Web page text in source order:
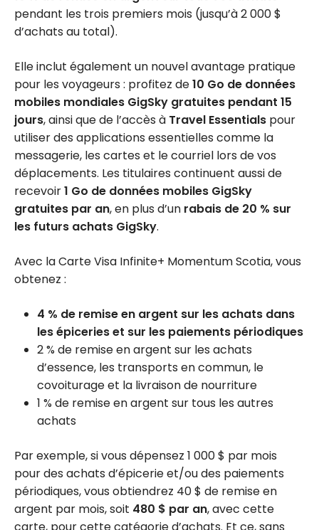
pendant les trois premiers mois (jusqu’à 2 000 $
d’achats au total).
Elle inclut également un nouvel avantage pratique
pour les voyageurs : profitez de10 Go de données
mobiles mondiales GigSky gratuites pendant 15
jours, ainsi que de l’accès à Travel Essentials pour
utiliser des applications essentielles comme la
messagerie, les cartes et le courriel lors de vos
déplacements. Les titulaires continuent aussi de
recevoir1 Go de données mobiles GigSky
gratuites par an, en plus d’un rabais de 20 % sur
les futurs achats GigSky.
Avec la Carte Visa Infinite+ Momentum Scotia, vous
obtenez :
4 % de remise en argent sur les achats dans
les épiceries et sur les paiements périodiques
2 % de remise en argent sur les achats
d’essence, les transports en commun, le
covoiturage et la livraison de nourriture
1 % de remise en argent sur tous les autres
achats
Par exemple, si vous dépensez 1 000 $ par mois
pour des achats d’épicerie et/ou des paiements
périodiques, vous obtiendrez 40 $ de remise en
argent par mois, soit 480 $ par an, avec cette
carte, pour cette catégorie d’achats. Et ce, sans